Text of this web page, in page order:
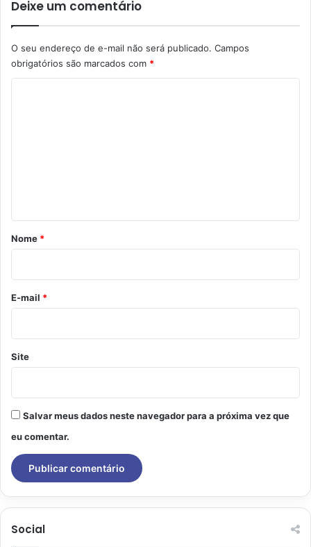
Deixe um comentário
O seu endereço de e-mail não será publicado. Campos
obrigatórios são marcados com *
r
o
*
Nome *
E-mail *
Site
Salvar meus dados neste navegador para a próxima vez que
eu comentar.
Social